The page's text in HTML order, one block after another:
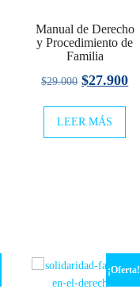
Manual de Derecho
y Procedimiento de
Familia
$29.000 El
original
$27.900El
LEER MÁS
¡Oferta!